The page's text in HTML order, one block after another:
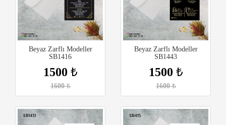
Beyaz Zarflı Modeller
SB1416
1500 ₺
1600₺
Beyaz Zarflı Modeller
SB1443
1500 ₺
1600₺